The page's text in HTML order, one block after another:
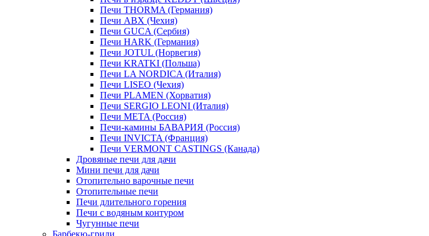
Печи THORMA (Германия)
Печи ABX (Чехия)
Печи GUCA (Сербия)
Печи HARK (Германия)
Печи JOTUL (Норвегия)
Печи KRATKI (Польша)
Печи LA NORDICA (Италия)
Печи LISEO (Чехия)
Печи PLAMEN (Хорватия)
Печи SERGIO LEONI (Италия)
Печи META (Россия)
Печи-камины БАВАРИЯ (Россия)
Печи INVICTA (Франция)
Печи VERMONT CASTINGS (Канада)
Дровяные печи для дачи
Мини печи для дачи
Отопительно варочные печи
Отопительные печи
Печи длительного горения
Печи с водяным контуром
Чугунные печи
Барбекю-грили